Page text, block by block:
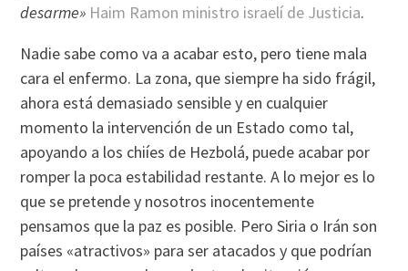
desarme» Haim Ramon ministro israelí­ de Justicia.
Nadie sabe como va a acabar esto, pero tiene mala
cara el enfermo. La zona, que siempre ha sido frágil,
ahora está demasiado sensible y en cualquier
momento la intervención de un Estado como tal,
apoyando a los chií­es de Hezbolá, puede acabar por
romper la poca estabilidad restante. A lo mejor es lo
que se pretende y nosotros inocentemente
pensamos que la paz es posible. Pero Siria o Irán son
paí­ses «atractivos» para ser atacados y que podrí­an